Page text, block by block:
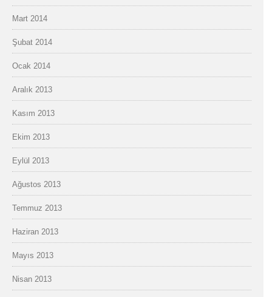
Mart 2014
Şubat 2014
Ocak 2014
Aralık 2013
Kasım 2013
Ekim 2013
Eylül 2013
Ağustos 2013
Temmuz 2013
Haziran 2013
Mayıs 2013
Nisan 2013